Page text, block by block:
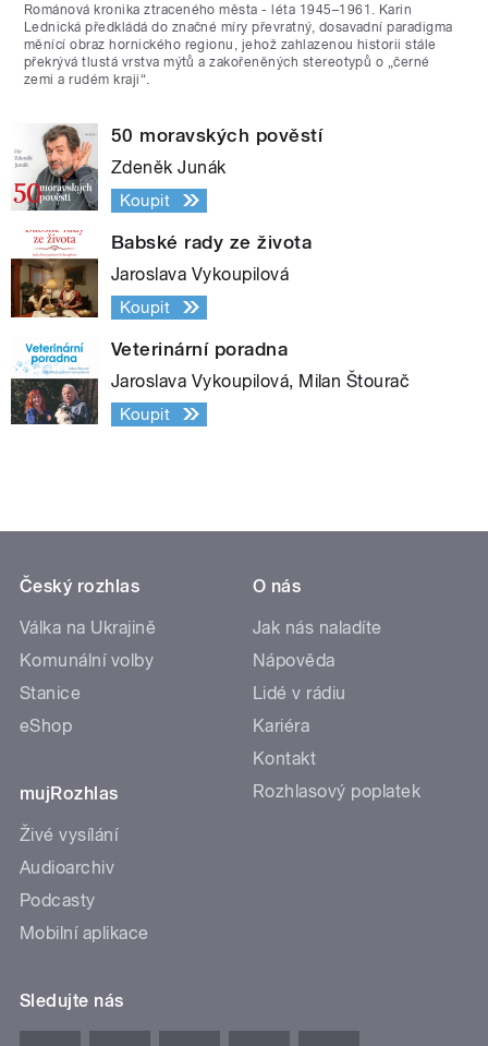
Románová kronika ztraceného města - léta 1945–1961. Karin
Lednická předkládá do značné míry převratný, dosavadní paradigma
měnící obraz hornického regionu, jehož zahlazenou historii stále
překrývá tlustá vrstva mýtů a zakořeněných stereotypů o „černé
zemi a rudém kraji“.
50 moravských pověstí
Zdeněk Junák
Koupit
Babské rady ze života
Jaroslava Vykoupilová
Koupit
Veterinární poradna
Jaroslava Vykoupilová, Milan Štourač
Koupit
Český rozhlas
Válka na Ukrajině
Komunální volby
Stanice
eShop
mujRozhlas
Živé vysílání
Audioarchiv
Podcasty
Mobilní aplikace
O nás
Jak nás naladíte
Nápověda
Lidé v rádiu
Kariéra
Kontakt
Rozhlasový poplatek
Sledujte nás